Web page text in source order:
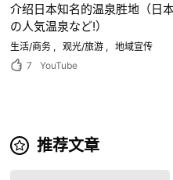
介绍日本知名的温泉胜地（日
の人気温泉など!）
生活/商务 观光/旅游
地域宣传
7
YouTube
推荐文章